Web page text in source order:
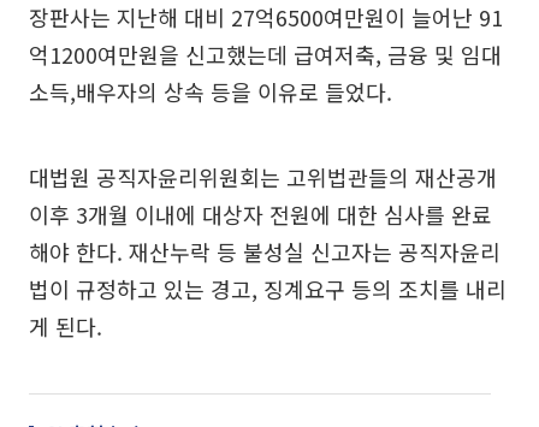
장판사는 지난해 대비 27억6500여만원이 늘어난 91
억1200여만원을 신고했는데 급여저축, 금융 및 임대
소득,배우자의 상속 등을 이유로 들었다.
대법원 공직자윤리위원회는 고위법관들의 재산공개
이후 3개월 이내에 대상자 전원에 대한 심사를 완료
해야 한다. 재산누락 등 불성실 신고자는 공직자윤리
법이 규정하고 있는 경고, 징계요구 등의 조치를 내리
게 된다.